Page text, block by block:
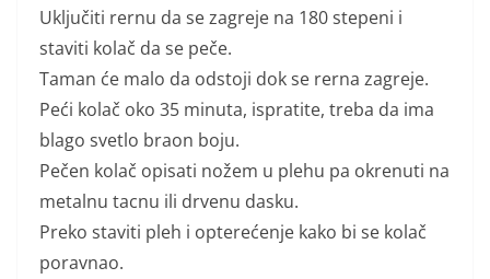
Uključiti rernu da se zagreje na 180 stepeni i
staviti kolač da se peče.
Taman će malo da odstoji dok se rerna zagreje.
Peći kolač oko 35 minuta, ispratite, treba da ima
blago svetlo braon boju.
Pečen kolač opisati nožem u plehu pa okrenuti na
metalnu tacnu ili drvenu dasku.
Preko staviti pleh i opterećenje kako bi se kolač
poravnao.